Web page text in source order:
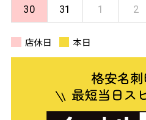
30 31 1 2
店休日 本日